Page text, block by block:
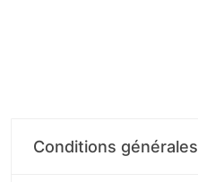
Conditions générales